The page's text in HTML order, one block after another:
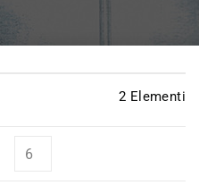
2 Elementi